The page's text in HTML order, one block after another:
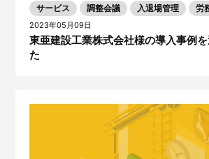
サービス 調整会議 入退場管理 労
2023年05月09日
東亜建設工業株式会社様の導入事例
た